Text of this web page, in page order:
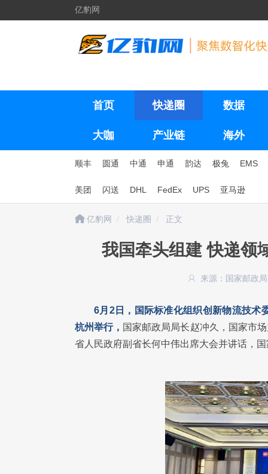
亿豹网
首页 快递圈 数据
大咖 产业链 海外
顺丰 圆通 中通 申通 韵达 极兔 EMS
美团 闪送 DHL FedEx UPS 亚马逊
亿豹网 快递圈 正文
我国牵头组建 快递领
来源：国家邮政
6月2日，国际标准化组织创新物流技术
杭州举行， 国家邮政局局长赵冲久，国家市
省人民政府副省长何中伟出席大会并讲话，